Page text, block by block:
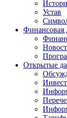
Устав
Финансовая
Открытые